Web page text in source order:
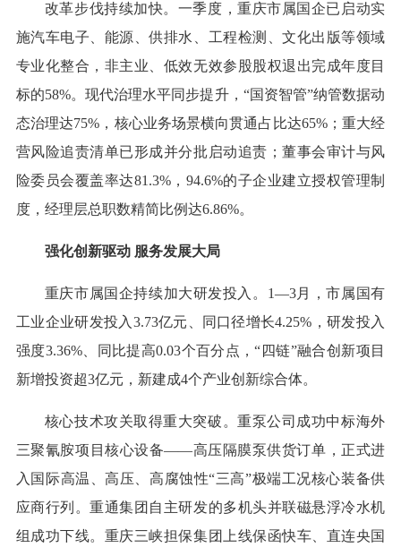
改革步伐持续加快。一季度，重庆市属国企已启动实
施汽车电子、能源、供排水、工程检测、文化出版等领域
专业化整合，非主业、低效无效参股股权退出完成年度目
标的58%。现代治理水平同步提升，“国资智管”纳管数据动
态治理达75%，核心业务场景横向贯通占比达65%；重大经
营风险追责清单已形成并分批启动追责；董事会审计与风
险委员会覆盖率达81.3%，94.6%的子企业建立授权管理制
度，经理层总职数精简比例达6.86%。
强化创新驱动 服务发展大局
重庆市属国企持续加大研发投入。1—3月，市属国有
工业企业研发投入3.73亿元、同口径增长4.25%，研发投入
强度3.36%、同比提高0.03个百分点，“四链”融合创新项目
新增投资超3亿元，新建成4个产业创新综合体。
核心技术攻关取得重大突破。重泵公司成功中标海外
三聚氰胺项目核心设备——高压隔膜泵供货订单，正式进
入国际高温、高压、高腐蚀性“三高”极端工况核心装备供
应商行列。重通集团自主研发的多机头并联磁悬浮冷水机
组成功下线。重庆三峡担保集团上线保函快车、直连央国